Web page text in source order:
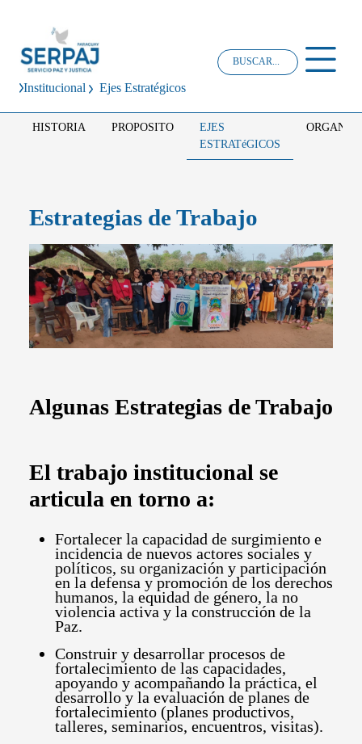
Institucional Ejes Estratégicos
HISTORIA PROPOSITO
EJES
ESTRATéGICOS
Estrategias de Trabajo
Algunas Estrategias de Trabajo
El trabajo institucional se
articula en torno a:
Fortalecer la capacidad de surgimiento e
incidencia de nuevos actores sociales y
políticos, su organización y participación
en la defensa y promoción de los derechos
humanos, la equidad de género, la no
violencia activa y la construcción de la
Paz.
Construir y desarrollar procesos de
fortalecimiento de las capacidades,
apoyando y acompañando la práctica, el
desarrollo y la evaluación de planes de
fortalecimiento (planes productivos,
talleres, seminarios, encuentros, visitas).